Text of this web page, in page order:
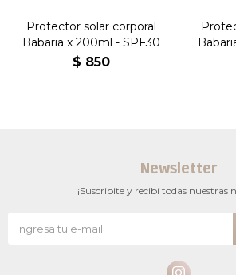
Protector solar corporal
Babaria x 200ml - SPF30
$ 850
Newsletter
¡Suscribite y recibí todas nuestras